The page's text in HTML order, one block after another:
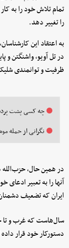
تمام تلاش خود را به
را تغییر دهد.
به اعتقاد این
در تل آویو، واشنگتن
ظرفیت و توانمندی
چه کسی پشت پرده
نگرانی از حمله
در همین حال، حزب‌الله
آنها را به تعبیر
ایران که تضعیف
سال‌هاست که غرب و تا
دستورکار خود قرار